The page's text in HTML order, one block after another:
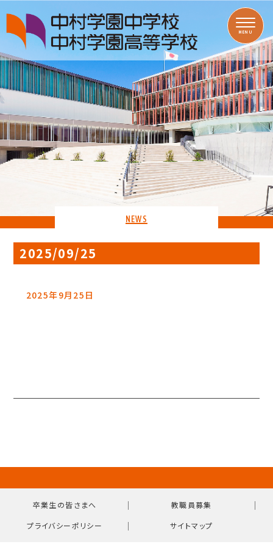
MENU
NEWS
2025/09/25
2025年9月25日
卒業生の皆さまへ ｜ 教職員募集 ｜
プライバシーポリシー ｜ サイトマップ